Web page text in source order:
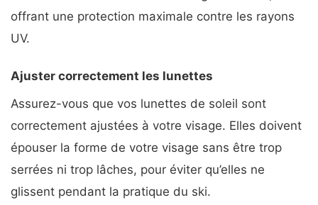
offrant une protection maximale contre les rayons
UV.
Ajuster correctement les lunettes
Assurez-vous que vos lunettes de soleil sont
correctement ajustées à votre visage. Elles doivent
épouser la forme de votre visage sans être trop
serrées ni trop lâches, pour éviter qu’elles ne
glissent pendant la pratique du ski.